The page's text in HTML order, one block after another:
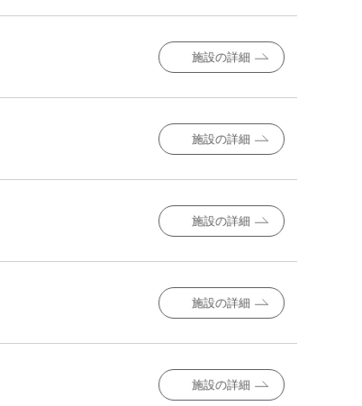
施設の詳細
施設の詳細
施設の詳細
施設の詳細
施設の詳細